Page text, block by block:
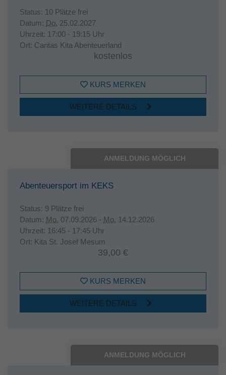
Status: 10 Plätze frei
Datum: Do. 25.02.2027
Uhrzeit: 17:00 - 19:15 Uhr
Ort: Caritas Kita Abenteuerland
kostenlos
KURS MERKEN
WEITERE DETAILS
ANMELDUNG MÖGLICH
Abenteuersport im KEKS
Status: 9 Plätze frei
Datum: Mo. 07.09.2026 - Mo. 14.12.2026
Uhrzeit: 16:45 - 17:45 Uhr
Ort: Kita St. Josef Mesum
39,00 €
KURS MERKEN
WEITERE DETAILS
ANMELDUNG MÖGLICH